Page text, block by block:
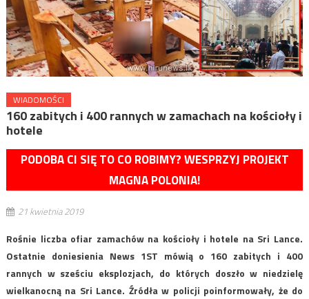
WIADOMOŚCI
160 zabitych i 400 rannych w zamachach na kościoły i
hotele
PODOBA CI SIĘ TO CO ROBIMY? WESPRZYJ PROJEKT
MAGNA POLONIA!
21 kwietnia 2019
Rośnie liczba ofiar zamachów na kościoły i hotele na Sri Lance.
Ostatnie doniesienia News 1ST mówią o 160 zabitych i 400
rannych w sześciu eksplozjach, do których doszło w niedzielę
wielkanocną na Sri Lance. Źródła w policji poinformowały, że do